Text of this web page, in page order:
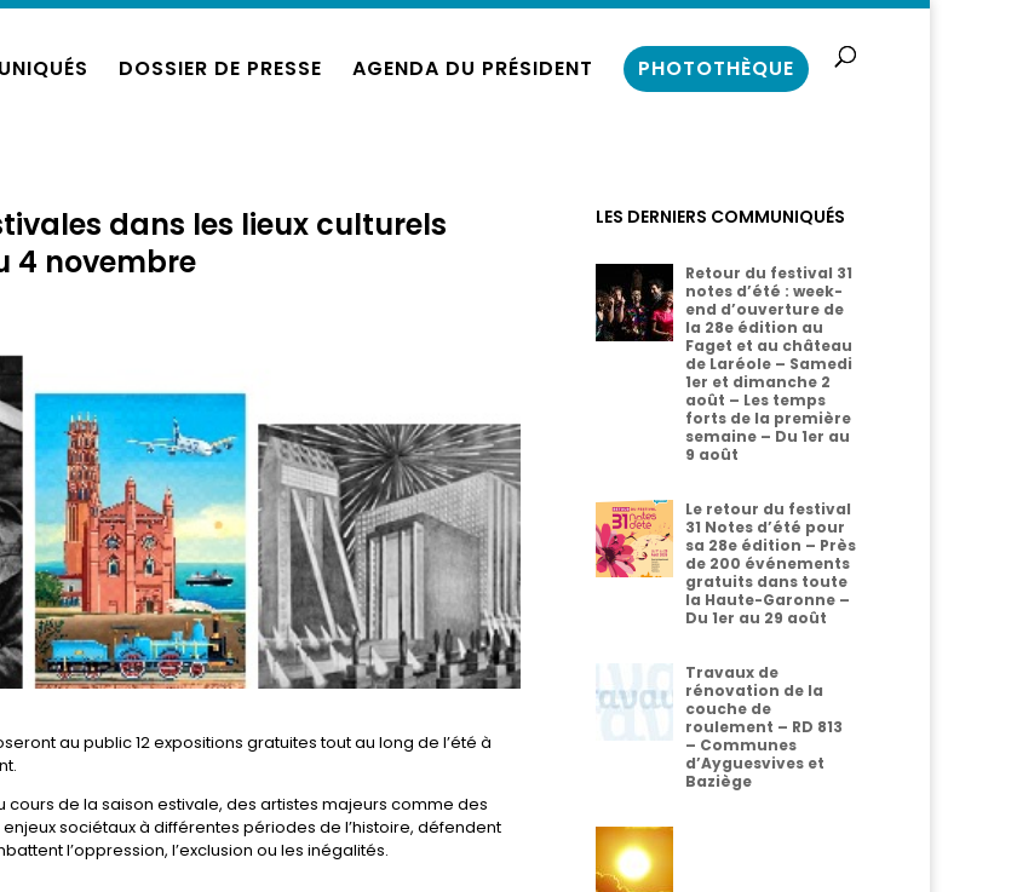
DOSSIER DE PRESSE AGENDA DU PRÉSIDENT PHOTOTHÈQUE
dans les lieux culturels
4 novembre
au public 12 expositions gratuites tout au long de l’été à
de la saison estivale, des artistes majeurs comme des
sociétaux à différentes périodes de l’histoire, défendent
l’oppression, l’exclusion ou les inégalités.
LES DERNIERS COMMUNIQUÉS
Retour du festival 31
notes d’été : week-
end d’ouverture de
la 28e édition au
Faget et au château
de Laréole – Samedi
1er et dimanche 2
août – Les temps
forts de la première
semaine – Du 1er au
9 août
Le retour du festival
31 Notes d’été pour
sa 28e édition – Près
de 200 événements
gratuits dans toute
la Haute-Garonne –
Du 1er au 29 août
Travaux de
rénovation de la
couche de
roulement – RD 813
– Communes
d’Ayguesvives et
Baziège